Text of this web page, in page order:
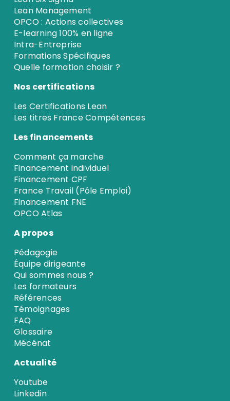
Lean Management
OPCO : Actions collectives
E-learning 100% en ligne
Intra-Entreprise
Formations Spécifiques
Quelle formation choisir ?
Nos certifications
Les Certifications Lean
Les titres France Compétences
Les financements
Comment ça marche
Financement individuel
Financement CPF
France Travail (Pôle Emploi)
Financement FNE
OPCO Atlas
A propos
Pédagogie
Équipe dirigeante
Qui sommes nous ?
Les formateurs
Références
Témoignages
FAQ
Glossaire
Mécénat
Actualité
Youtube
Linkedin